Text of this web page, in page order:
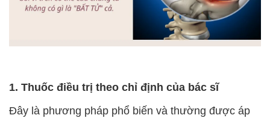
1. Thuốc điều trị theo chỉ định của bác sĩ
Đây là phương pháp phổ biến và thường được áp